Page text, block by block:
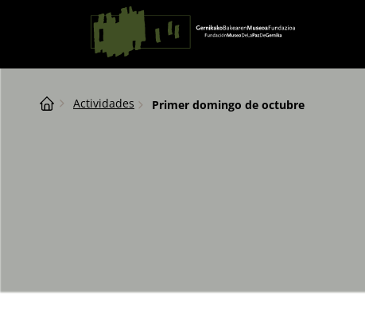
Saltar al contingut
Navegación principal
Breadcrumb
Actividades Primer domingo de octubre